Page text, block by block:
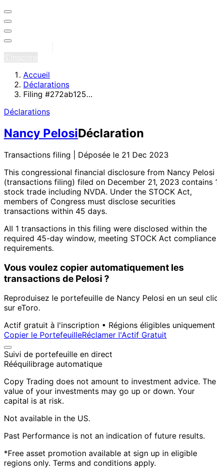
Accueil
Déclarations
Filing #272ab125…
Déclarations
Nancy PelosiDéclaration
Transactions filing | Déposée le 21 Dec 2023
This congressional financial disclosure from Nancy Pelosi
(transactions filing) filed on December 21, 2023 contains
stock trade including NVDA. Under the STOCK Act,
members of Congress must disclose securities
transactions within 45 days.
All 1 transactions in this filing were disclosed within the
required 45-day window, meeting STOCK Act compliance
requirements.
Vous voulez copier automatiquement les
transactions de Pelosi ?
Reproduisez le portefeuille de Nancy Pelosi en un seul
sur eToro.
Actif gratuit à l'inscription • Régions éligibles uniquement
Copier le PortefeuilleRéclamer l'Actif Gratuit
Suivi de portefeuille en direct
Rééquilibrage automatique
Copy Trading does not amount to investment advice. The
value of your investments may go up or down. Your
capital is at risk.
Not available in the US.
Past Performance is not an indication of future results.
*Free asset promotion available at sign up in eligible
regions only. Terms and conditions apply.